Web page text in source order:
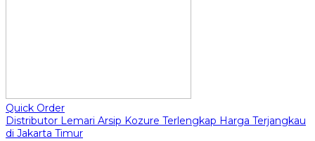
Quick Order
Distributor Lemari Arsip Kozure Terlengkap Harga Terjangkau
di Jakarta Timur